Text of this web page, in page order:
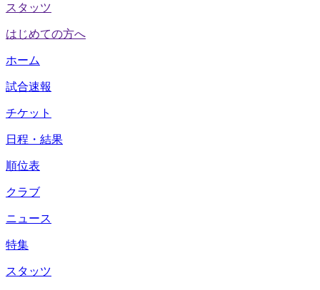
スタッツ
はじめての方へ
ホーム
試合速報
チケット
日程・結果
順位表
クラブ
ニュース
特集
スタッツ